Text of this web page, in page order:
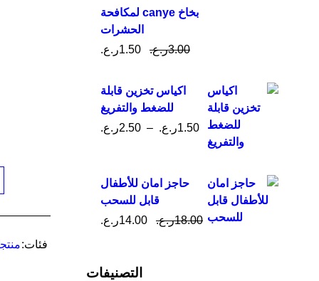
بخاخ canye لمكافحة
الحشرات
3.00ر.ع. 1.50ر.ع.
اكياس تخزين قابلة
للضغط والتفريغ
1.50ر.ع. –
2.50ر.ع.
حاجز امان للأطفال
قابل للسحب
18.00ر.ع. 14.00ر.ع.
التصنيفات
فئات: